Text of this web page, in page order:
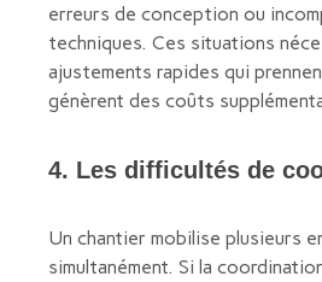
erreurs de conception ou
techniques. Ces situations
ajustements rapides qui
génèrent des coûts
4. Les difficultés de
Un chantier mobilise plusieurs
simultanément. Si la